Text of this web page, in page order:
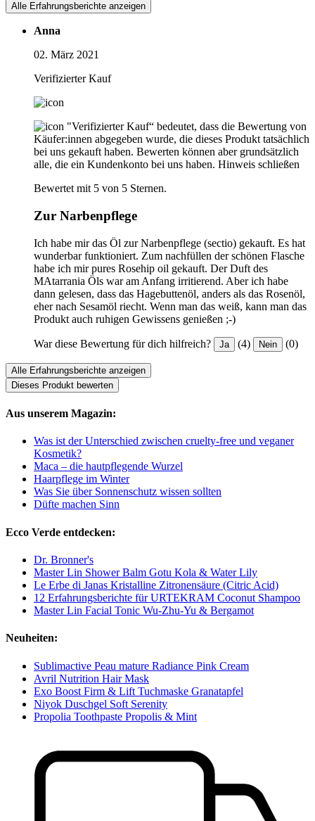
Alle Erfahrungsberichte anzeigen
Anna
02. März 2021
Verifizierter Kauf
"Verifizierter Kauf“ bedeutet, dass die Bewertung von
Käufer:innen abgegeben wurde, die dieses Produkt tatsächlich
bei uns gekauft haben. Bewerten können aber grundsätzlich
alle, die ein Kundenkonto bei uns haben. Hinweis schließen
Bewertet mit 5 von 5 Sternen.
Zur Narbenpflege
Ich habe mir das Öl zur Narbenpflege (sectio) gekauft. Es hat
wunderbar funktioniert. Zum nachfüllen der schönen Flasche
habe ich mir pures Rosehip oil gekauft. Der Duft des
MAtarrania Öls war am Anfang irritierend. Aber ich habe
dann gelesen, dass das Hagebuttenöl, anders als das Rosenöl,
eher nach Sesamöl riecht. Wenn man das weiß, kann man das
Produkt auch ruhigen Gewissens genießen ;-)
War diese Bewertung für dich hilfreich? Ja (4) Nein (0)
Alle Erfahrungsberichte anzeigen
Dieses Produkt bewerten
Aus unserem Magazin:
Was ist der Unterschied zwischen cruelty-free und veganer
Kosmetik?
Maca – die hautpflegende Wurzel
Haarpflege im Winter
Was Sie über Sonnenschutz wissen sollten
Düfte machen Sinn
Ecco Verde entdecken:
Dr. Bronner's
Master Lin Shower Balm Gotu Kola & Water Lily
Le Erbe di Janas Kristalline Zitronensäure (Citric Acid)
12 Erfahrungsberichte für URTEKRAM Coconut Shampoo
Master Lin Facial Tonic Wu-Zhu-Yu & Bergamot
Neuheiten:
Sublimactive Peau mature Radiance Pink Cream
Avril Nutrition Hair Mask
Exo Boost Firm & Lift Tuchmaske Granatapfel
Niyok Duschgel Soft Serenity
Propolia Toothpaste Propolis & Mint